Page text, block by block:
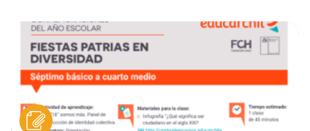
cuenta
Mobile]
Menú
a
la
navegación